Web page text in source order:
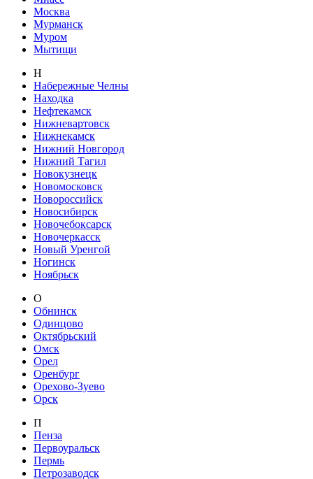
Москва
Мурманск
Муром
Мытищи
Н
Набережные Челны
Находка
Нефтекамск
Нижневартовск
Нижнекамск
Нижний Новгород
Нижний Тагил
Новокузнецк
Новомосковск
Новороссийск
Новосибирск
Новочебоксарск
Новочеркасск
Новый Уренгой
Ногинск
Ноябрьск
О
Обнинск
Одинцово
Октябрьский
Омск
Орел
Оренбург
Орехово-Зуево
Орск
П
Пенза
Первоуральск
Пермь
Петрозаводск